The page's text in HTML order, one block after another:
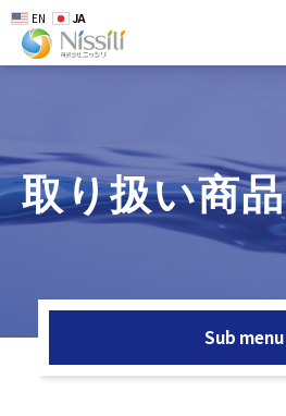
取り扱い商品
Sub menu
EN JA